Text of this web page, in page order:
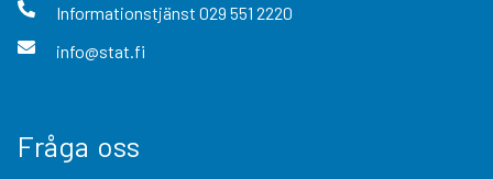
Informationstjänst 029 551 2220
info@stat.fi
Fråga oss